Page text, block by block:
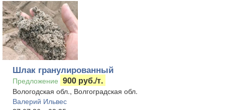
Шлак гранулированный
Предложение 900 руб./т.
Вологодская обл., Волгоградская обл.
Валерий Ильвес